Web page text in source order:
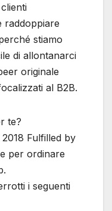
raddoppiare
stiamo
di allontanarci
originale
al B2B.
te?
Fulfilled by
per ordinare
i seguenti